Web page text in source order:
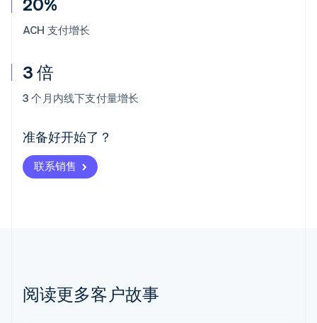
ACH 支付增长
3 倍
3 个月内线下支付量增长
准备好开始了？
联系销售
阅读更多客户故事
阿联酋
爱尔兰
爱沙尼亚
English
奥地利
Deutsch English
Nederlands Français Deutsch
波兰